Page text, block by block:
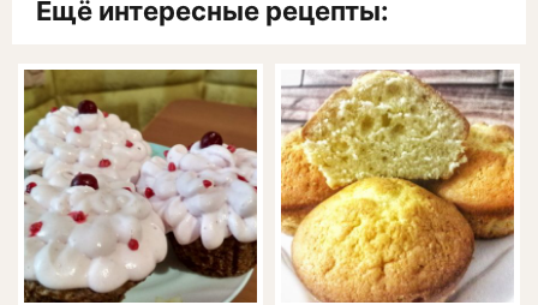
Ещё интересные рецепты: